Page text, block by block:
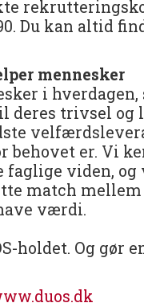
Du kan altid
mennesker
i
deres trivsel og
behovet er. Vi
viden, og
match mellem
værdi.
holdet. Og gør